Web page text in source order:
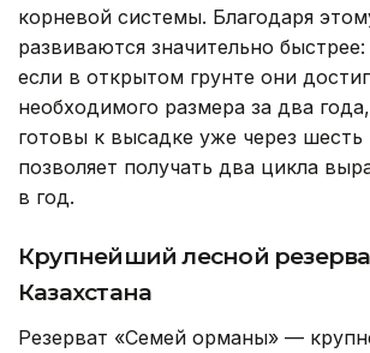
корневой системы. Благодаря
развиваются значительно быстрее:
если в открытом грунте они
необходимого размера за два
готовы к высадке уже через
позволяет получать два цикла
в год.
Крупнейший лесной
Казахстана
Резерват «Семей орманы» —